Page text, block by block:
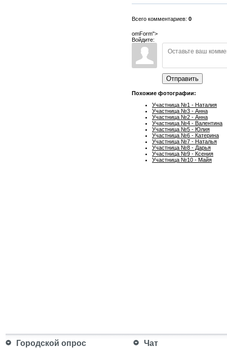
Всего комментариев: 0
omForm">
Войдите:
Отправить
Похожие фотографии:
Участница №1 - Наталия
Участница №3 - Анна
Участница №2 - Анна
Участница №4 - Валентина
Участница №5 - Юлия
Участница №6 - Катерина
Участница №7 - Наталья
Участница №8 - Дарья
Участница №9 - Ксения
Участница №10 - Майя
Городской опрос Чат